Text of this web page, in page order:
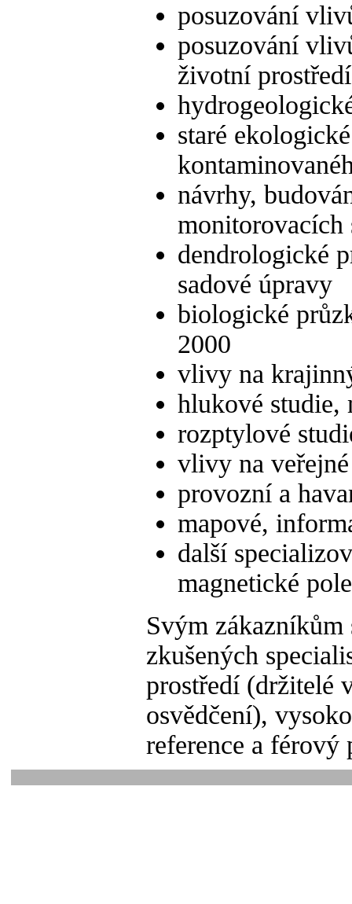
posuzování
posuzování
životní
staré
návrhy,
monitorovacích
dendrologické
sadové úpravy
biologické
2000
vlivy na
hlukové studie,
rozptylové
vlivy na
provozní a
mapové,
další
magnetické
Svým
zkušených
prostředí (držitelé
osvědčení),
reference a férový